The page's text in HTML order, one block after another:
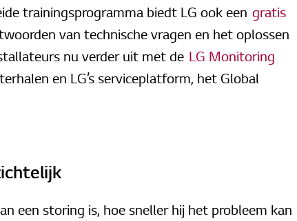
trainingsprogramma biedt LG ook een gratis
van technische vragen en het oplossen
nu verder uit met de LG Monitoring
en LG’s serviceplatform, het Global
een storing is, hoe sneller hij het probleem kan